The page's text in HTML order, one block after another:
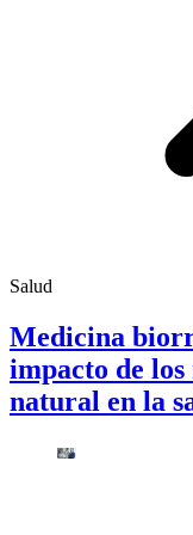
Salud
Medicina
impacto de
natural en la